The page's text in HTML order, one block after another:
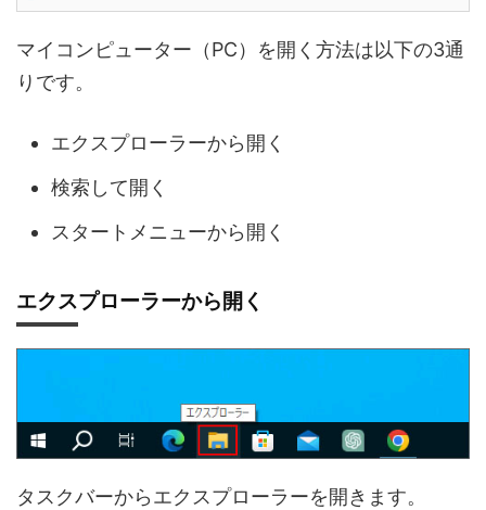
マイコンピューター（PC）を開く方法は以下の3通
りです。
エクスプローラーから開く
検索して開く
スタートメニューから開く
エクスプローラーから開く
タスクバーからエクスプローラーを開きます。